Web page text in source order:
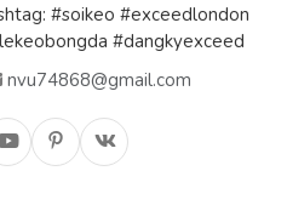
#soikeo #exceedlondon
#dangkyexceed
nvu74868@gmail.com